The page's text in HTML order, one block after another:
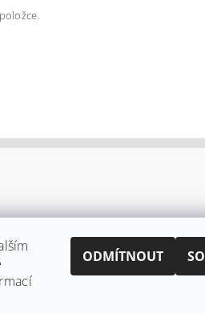
| Můjprvníeshop.cz
ODMÍTNOUT